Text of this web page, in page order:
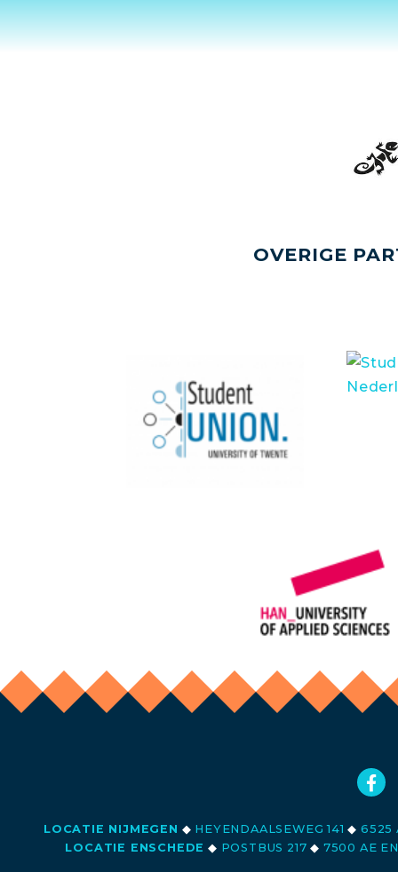
OVERIGE
LOCATIE NIJMEGEN ◆ HEYENDAALSEWEG 141◆ 6525
LOCATIE ENSCHEDE ◆ POSTBUS 217◆ 7500 AE